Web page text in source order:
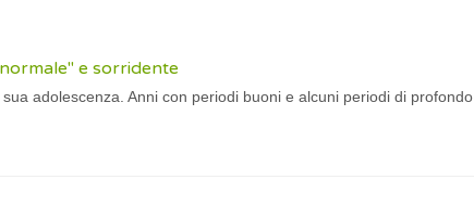
e sorridente
adolescenza. Anni con periodi buoni e alcuni periodi di profondo